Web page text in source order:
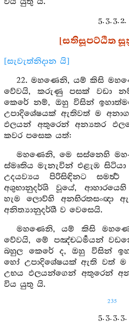
5. 3. 3. 2.
[සතිසූපට්ඨිත
[සැවැත්නිදාන යි]
22. මහණෙනි, යම් කිසි
වේවයි, කරුණු පසක් වඩා
කෙරේ නම්, ඔහු විසින්
උපාදිශේෂයක් ඇතිවත් ම
ඵලයන් අතුරෙන් අන්‍යතර
කවර පසෙක යත්:
මහණෙනි, මෙ සස්නෙහි
ස්මෘතිය මැනැවින් එළැඹ
උදයව්‍යය පිරිසිඳිනට
අශුභානුදර්ශි වූයේ,
හැම ලොව්හි අනභිරතසංඥා
අනිත්‍යානුදර්ශී ව වෙසෙයි.
මහණෙනි, යම් කිසි
වේවයි, මේ පඤ්චධර්‍මයන්
බහුල කෙරේ ද, ඔහු විසින්
හෝ උපාදිශේෂයක් ඇති වත් ම
උභය ඵලයන්ගෙන් අතුරෙන්
විය යුතු යි.
235
5. 3. 3. 3.